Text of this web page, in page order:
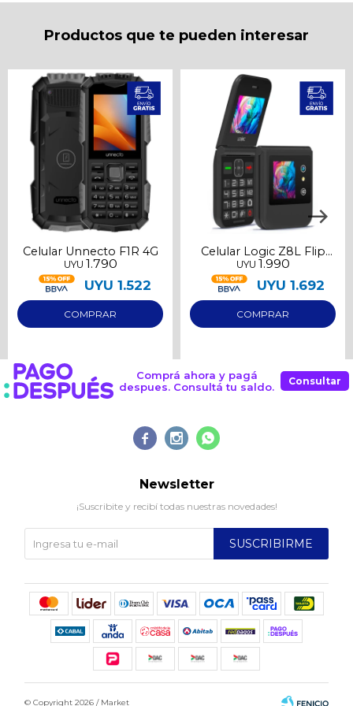
Productos que te pueden interesar
Celular Unnecto F1R 4G
UYU 1.790
UYU 1.522
Celular Logic Z8L Flip
LTE
UYU 1.990
UYU 1.692
Comprá ahora y pagá
despues. Consultá tu saldo.
Consultar
  
Newsletter
¡Suscribite y recibí todas nuestras novedades!
SUSCRIBIRME
© Copyright 2026 / Market